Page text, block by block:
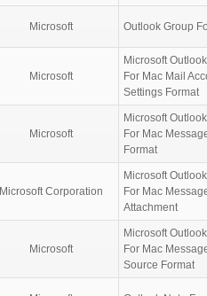
Microsoft Outlook Group
Microsoft
Microsoft
For Mac Mail
Settings Format
Microsoft
Microsoft
For Mac
Format
Microsoft Corporation
Microsoft
For Mac
Attachment
Microsoft
Microsoft
For Mac
Source Format